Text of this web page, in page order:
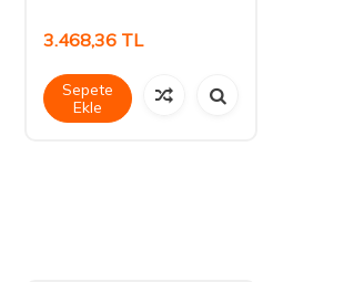
3.468,36 TL
Sepete
Ekle